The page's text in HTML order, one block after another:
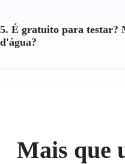
5. É gratuito para testar?
d'água?
Mais que